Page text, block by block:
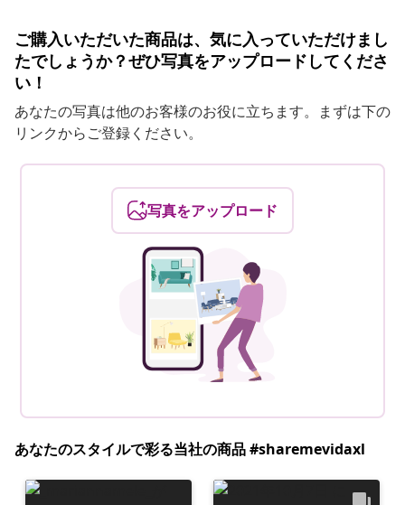
ご購入いただいた商品は、気に入っていただけまし
たでしょうか？ぜひ写真をアップロードしてくださ
い！
あなたの写真は他のお客様のお役に立ちます。まずは下の
リンクからご登録ください。
写真をアップロード
あなたのスタイルで彩る当社の商品 #sharemevidaxl